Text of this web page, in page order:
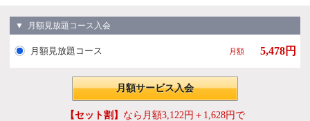
▼ 月額見放題コース入会
月額見放題コース 月額 5,478円
月額サービス入会
【セット割】 なら月額3,122円＋1,628円で